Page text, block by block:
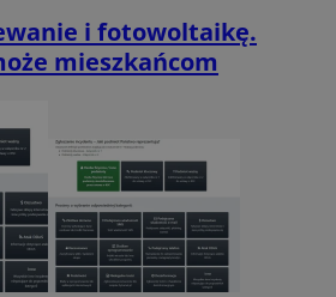
i fotowoltaikę.
mieszkańcom